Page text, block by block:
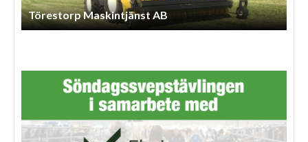
Törestorp Maskintjänst AB